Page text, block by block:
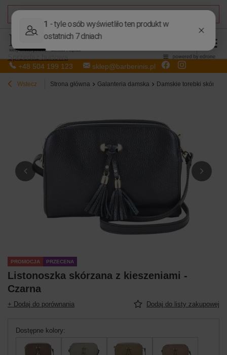
+48 504 199 123 sklep@barberinis.pl
Wstecz Strona główna Galanteria damska Damskie torebki
PROMOCJA PRZECENA
Listonoszka skórzana z kieszeniami -
Czarna
+ Dodaj do porównania Dodaj do listy zakupowej
Dostępne kolory